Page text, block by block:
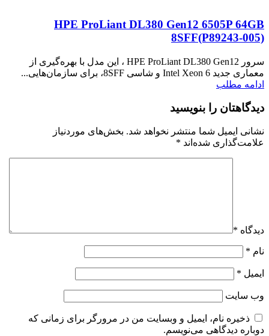
HPE ProLiant DL380 Gen12 6505P 64GB
8SFF(P89243‑005)
سرور HPE ProLiant DL380 Gen12 ، این مدل با بهره‌گیری از
معماری جدید Intel Xeon 6 و شاسی 8SFF، برای سازمان‌هایی...
ادامه مطلب
دیدگاهتان را بنویسید
نشانی ایمیل شما منتشر نخواهد شد. بخش‌های موردنیاز
علامت‌گذاری شده‌اند *
دیدگاه *
نام *
ایمیل *
وب‌ سایت
ذخیره نام، ایمیل و وبسایت من در مرورگر برای زمانی که
دوباره دیدگاهی می‌نویسم.